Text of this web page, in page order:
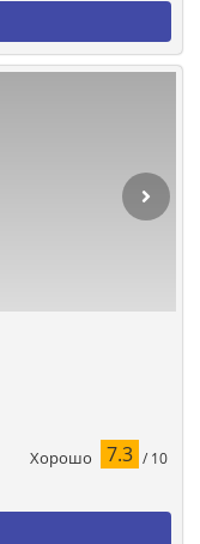
Хорошо 7.3 / 10